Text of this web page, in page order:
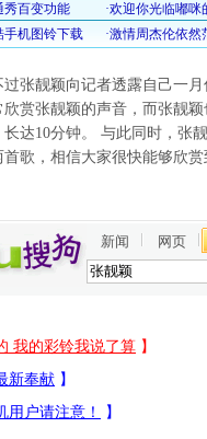
过张靓颖向记者透露自己一
赏张靓颖的声音，而张靓
达10分钟。 与此同时，张
歌，相信大家很快能够欣赏
新闻 网页